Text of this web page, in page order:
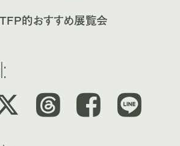
的おすすめ展覧会
Threads Facebook LINE